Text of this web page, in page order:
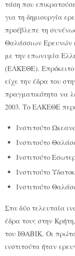
τάση που
για τη δημιουργία
προέβλεπε τη
Θαλάσσιων Ερευνών
με την επωνυμία
(ΕΛΚΕΘΕ). Επρόκειτο
είχε την έδρα του
πραγματικότητα να
2003. Το ΕΛΚΕΘΕ
Ινστιτούτο
Ινστιτούτο
Ινστιτούτο
Ινστιτούτο
Ινστιτούτο
Στα δύο τελευταία
έδρα τους στην
του ΙΘΑΒΙΚ. Οι
ινστιτούτα ήταν